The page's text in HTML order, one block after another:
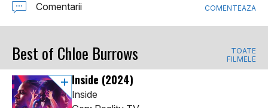
Comentarii COMENTEAZA
Best of Chloe Burrows
TOATE
FILMELE
Inside (2024)
Inside